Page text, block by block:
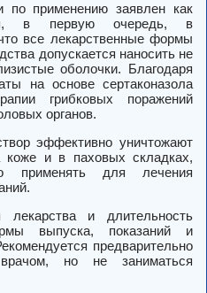
по применению заявлен как
в первую очередь, в
все лекарственные формы
допускается наносить не
оболочки. Благодаря
на основе сертаконазола
грибковых поражений
органов.
эффективно уничтожают
коже и в паховых складках,
применять для лечения
лекарства и длительность
выпуска, показаний и
предварительно
врачом, но не заниматься